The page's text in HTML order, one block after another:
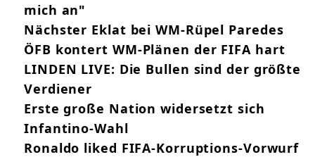
mich an"
Nächster Eklat bei WM-Rüpel Paredes
ÖFB kontert WM-Plänen der FIFA hart
LINDEN LIVE: Die Bullen sind der größte
Verdiener
Erste große Nation widersetzt sich
Infantino-Wahl
Ronaldo liked FIFA-Korruptions-Vorwurf